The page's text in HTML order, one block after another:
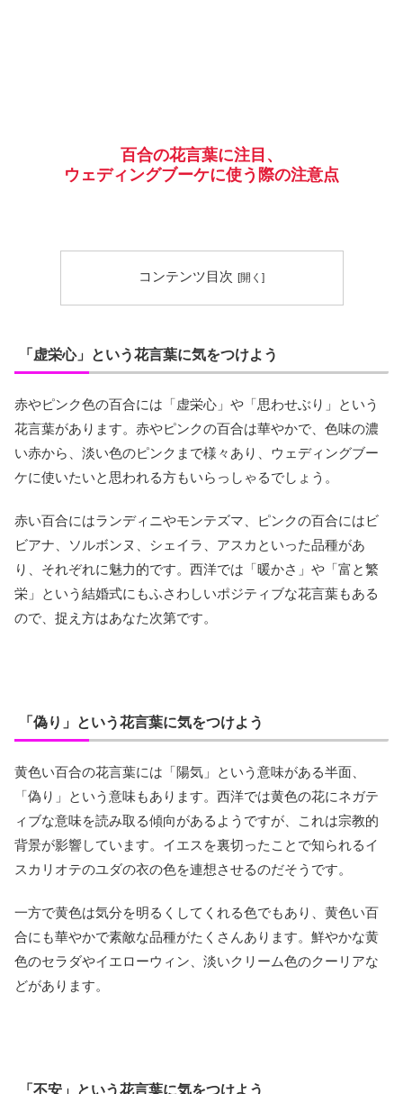
百合の花言葉に注目、
ウェディングブーケに使う際の注意点
コンテンツ目次
「虚栄心」という花言葉に気をつけよう
赤やピンク色の百合には「虚栄心」や「思わせぶり」という
花言葉があります。赤やピンクの百合は華やかで、色味の濃
い赤から、淡い色のピンクまで様々あり、ウェディングブー
ケに使いたいと思われる方もいらっしゃるでしょう。
赤い百合にはランディニやモンテズマ、ピンクの百合にはビ
ビアナ、ソルボンヌ、シェイラ、アスカといった品種があ
り、それぞれに魅力的です。西洋では「暖かさ」や「富と繁
栄」という結婚式にもふさわしいポジティブな花言葉もある
ので、捉え方はあなた次第です。
「偽り」という花言葉に気をつけよう
黄色い百合の花言葉には「陽気」という意味がある半面、
「偽り」という意味もあります。西洋では黄色の花にネガテ
ィブな意味を読み取る傾向があるようですが、これは宗教的
背景が影響しています。イエスを裏切ったことで知られるイ
スカリオテのユダの衣の色を連想させるのだそうです。
一方で黄色は気分を明るくしてくれる色でもあり、黄色い百
合にも華やかで素敵な品種がたくさんあります。鮮やかな黄
色のセラダやイエローウィン、淡いクリーム色のクーリアな
どがあります。
「不安」という花言葉に気をつけよう